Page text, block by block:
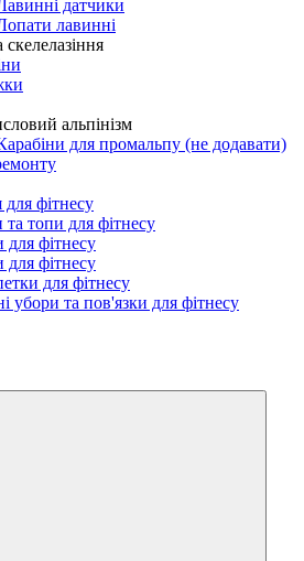
датчики
лавинні
скелелазіння
альпінізм
для промальпу (не додавати)
для фітнесу
топи для фітнесу
фітнесу
фітнесу
для фітнесу
убори та пов'язки для фітнесу